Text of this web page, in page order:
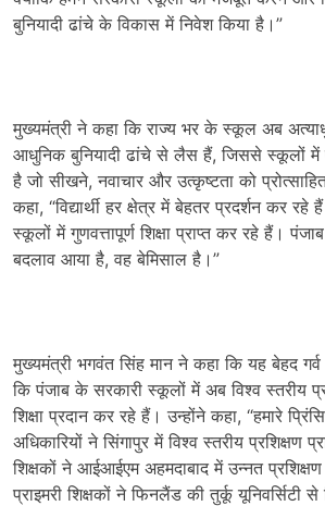
बुनियादी ढांचे के विकास में निवेश किया है।”
मुख्यमंत्री ने कहा कि राज्य भर के स्कूल अब
आधुनिक बुनियादी ढांचे से लैस हैं, जिससे स्कूलों में
है जो सीखने, नवाचार और उत्कृष्टता को
कहा, “विद्यार्थी हर क्षेत्र में बेहतर प्रदर्शन कर
स्कूलों में गुणवत्तापूर्ण शिक्षा प्राप्त कर रहे हैं।
बदलाव आया है, वह बेमिसाल है।”
मुख्यमंत्री भगवंत सिंह मान ने कहा कि यह बेहद
कि पंजाब के सरकारी स्कूलों में अब विश्व स्तरीय
शिक्षा प्रदान कर रहे हैं। उन्होंने कहा, “हमारे
अधिकारियों ने सिंगापुर में विश्व स्तरीय प्रशिक्षण
शिक्षकों ने आईआईएम अहमदाबाद में उन्नत प्रशिक्षण
प्राइमरी शिक्षकों ने फिनलैंड की तुर्कू यूनिवर्सिटी से